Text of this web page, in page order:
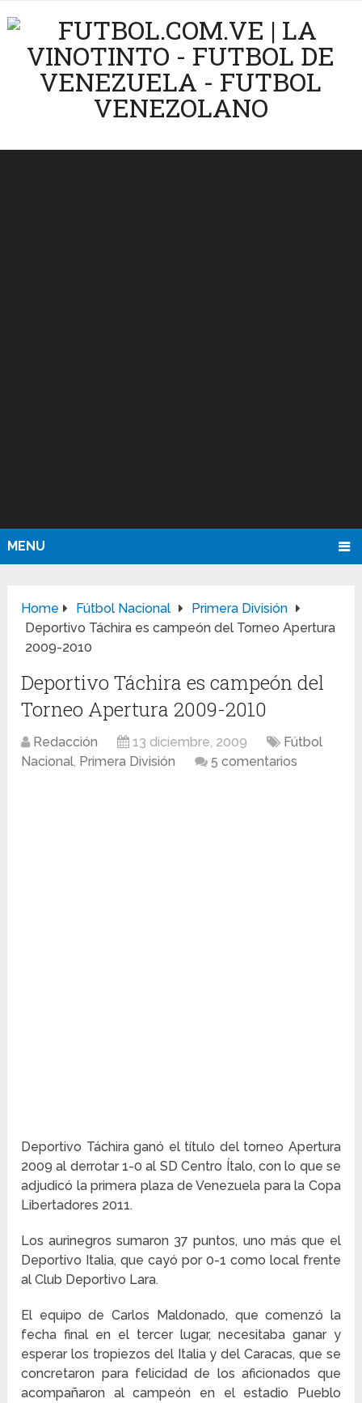
MENU
Home Fútbol Nacional
Primera División
Deportivo Táchira es campeón del Torneo Apertura
2009-2010
Deportivo Táchira es campeón del
Torneo Apertura 2009-2010
Redacción 13 diciembre, 2009
Fútbol
Nacional, Primera División 5 comentarios
Deportivo Táchira ganó el título del torneo Apertura
2009 al derrotar 1-0 al SD Centro Ítalo, con lo que se
adjudicó la primera plaza de Venezuela para la Copa
Libertadores 2011.
Los aurinegros sumaron 37 puntos, uno más que el
Deportivo Italia, que cayó por 0-1 como local frente
al Club Deportivo Lara.
El equipo de Carlos Maldonado, que comenzó la
fecha final en el tercer lugar, necesitaba ganar y
esperar los tropiezos del Italia y del Caracas, que se
concretaron para felicidad de los aficionados que
acompañaron al campeón en el estadio Pueblo